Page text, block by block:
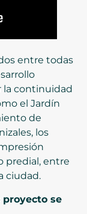
entre todas
la continuidad
el Jardín
de
los
predial, entre
ciudad.
proyecto se